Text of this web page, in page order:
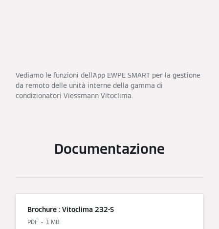
Vediamo le funzioni dell'App EWPE SMART per la gestione
da remoto delle unità interne della gamma di
condizionatori Viessmann Vitoclima.
Documentazione
Brochure : Vitoclima 232-S
PDF 1 MB